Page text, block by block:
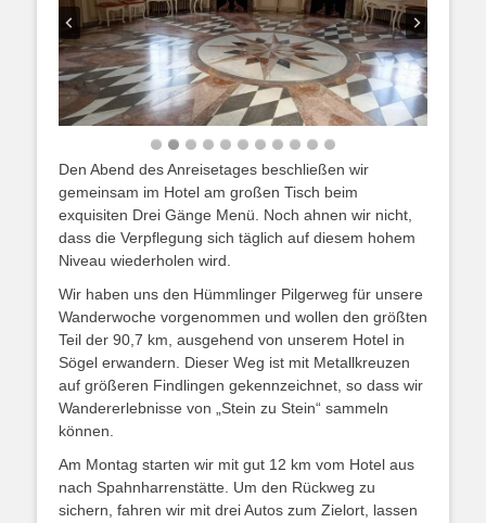
Den Abend des Anreisetages beschließen wir
gemeinsam im Hotel am großen Tisch beim
exquisiten Drei Gänge Menü. Noch ahnen wir nicht,
dass die Verpflegung sich täglich auf diesem hohem
Niveau wiederholen wird.
Wir haben uns den Hümmlinger Pilgerweg für unsere
Wanderwoche vorgenommen und wollen den größten
Teil der 90,7 km, ausgehend von unserem Hotel in
Sögel erwandern. Dieser Weg ist mit Metallkreuzen
auf größeren Findlingen gekennzeichnet, so dass wir
Wandererlebnisse von „Stein zu Stein“ sammeln
können.
Am Montag starten wir mit gut 12 km vom Hotel aus
nach Spahnharrenstätte. Um den Rückweg zu
sichern, fahren wir mit drei Autos zum Zielort, lassen